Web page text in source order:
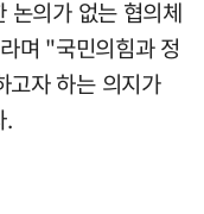
의가 없는 협의체
며 "국민의힘과 정
고자 하는 의지가
.